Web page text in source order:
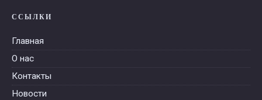
ССЫЛКИ
Главная
О нас
Контакты
Новости